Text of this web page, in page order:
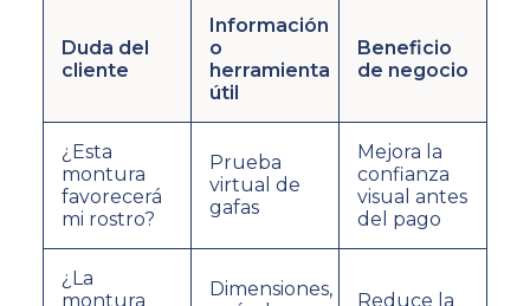
Duda del
cliente
Información
o
herramienta
útil
Beneficio
de negocio
¿Esta
montura
favorecerá
mi rostro?
Prueba
virtual de
gafas
Mejora la
confianza
visual antes
del pago
¿La
montura
Dimensiones,
Reduce la